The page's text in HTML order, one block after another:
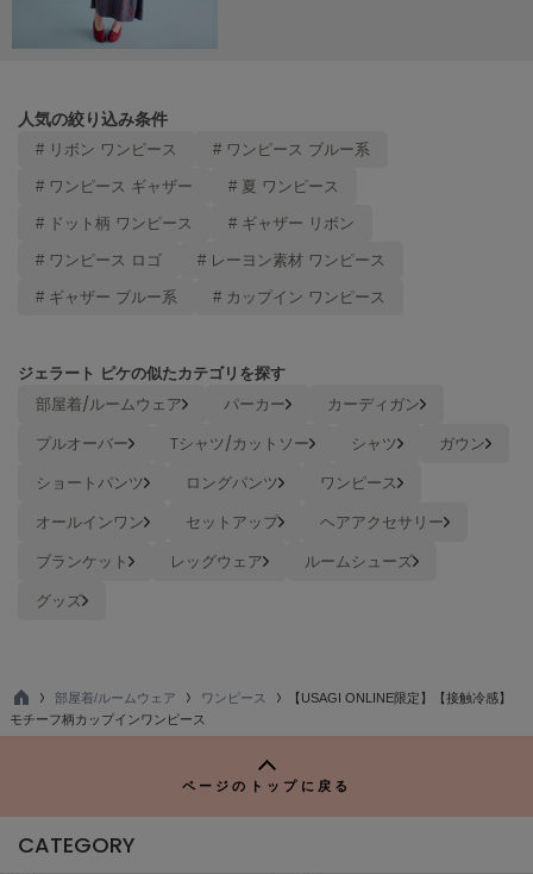
アグ
アンダーソン アンダーソン
アンノイ
URBAN RESEARCH ROSSO
アーバンリサーチ ロッソ
USAGI Books
USAGI Gallery
USAGI Gift
ウサギギフト
ウサギアイテム
USAGI Vintage
ウサギヴィンテージ
ヴェジャ
人気の絞り込み条件
# リボン ワンピース # ワンピース ブルー系
# ワンピース ギャザー # 夏 ワンピース
# ドット柄 ワンピース # ギャザー リボン
# ワンピース ロゴ # レーヨン素材 ワンピース
# ギャザー ブルー系 # カップイン ワンピース
ジェラート ピケの似たカテゴリを探す
部屋着/ルームウェア パーカー
カーディガン
プルオーバー
Tシャツ/カットソー シャツ
ガウン
ショートパンツ
ロングパンツ
ワンピース
オールインワン
セットアップ
ヘアアクセサリー
ブランケット
レッグウェア
ルームシューズ
グッズ
TO
P
部屋着/ルームウェア ワンピース
【USAGI ONLINE限定】【接触冷感】
モチーフ柄カップインワンピース
ページのトップに戻る
CATEGORY